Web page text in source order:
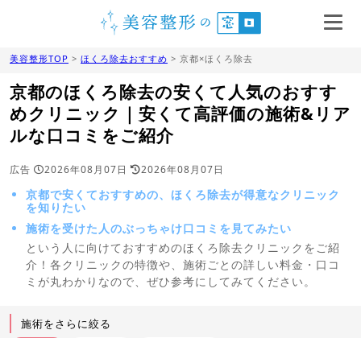
美容整形TOP > ほくろ除去おすすめ > 京都×ほくろ除去
京都のほくろ除去の安くて人気のおすす
めクリニック｜安くて高評価の施術&リア
ルな口コミをご紹介
広告 2026年08月07日 2026年08月07日
京都で安くておすすめの、ほくろ除去が得意なクリニック
を知りたい
施術を受けた人のぶっちゃけ口コミを見てみたい
という人に向けておすすめのほくろ除去クリニックをご紹
介！各クリニックの特徴や、施術ごとの詳しい料金・口コ
ミが丸わかりなので、ぜひ参考にしてみてください。
施術をさらに絞る